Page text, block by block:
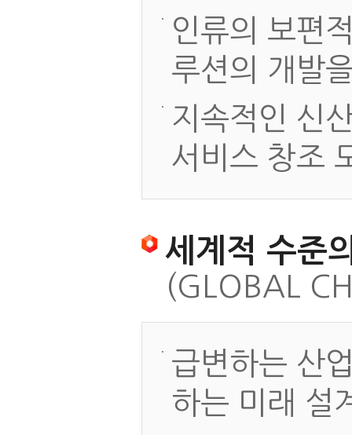
인류의 보편
루션의 개발
지속적인 신
서비스 창조
세계적 수준
(GLOBAL
급변하는 산
하는 미래 설